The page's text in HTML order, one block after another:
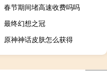
春节期间堵高速收费吗吗
最终幻想之冠
原神神话皮肤怎么获得